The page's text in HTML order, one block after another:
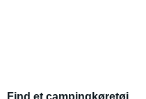
Find et campingkøretøj